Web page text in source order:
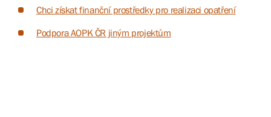
Chci získat finanční prostředky pro realizaci opatření
Podpora AOPK ČR jiným projektům